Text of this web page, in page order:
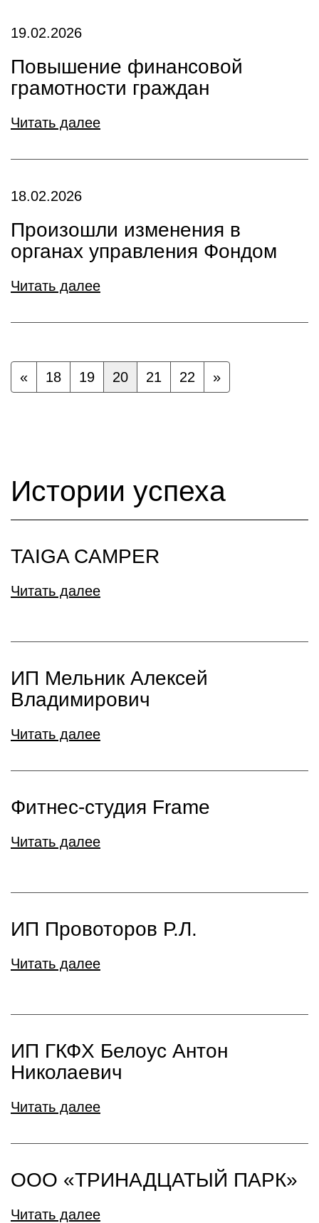
19.02.2026
Повышение финансовой
грамотности граждан
Читать далее
18.02.2026
Произошли изменения в
органах управления Фондом
Читать далее
« 18 19 20 21 22 »
Истории успеха
TAIGA CAMPER
Читать далее
ИП Мельник Алексей
Владимирович
Читать далее
Фитнес-студия Frame
Читать далее
ИП Провоторов Р.Л.
Читать далее
ИП ГКФХ Белоус Антон
Николаевич
Читать далее
ООО «ТРИНАДЦАТЫЙ ПАРК»
Читать далее